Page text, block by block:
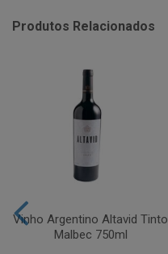
Produtos Relacionados
Vinho Argentino Altavid Tinto
Malbec 750ml